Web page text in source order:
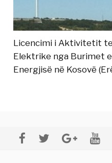
Licencimi i Aktivitetit
Elektrike nga Burimet
Energjisë në Kosovë